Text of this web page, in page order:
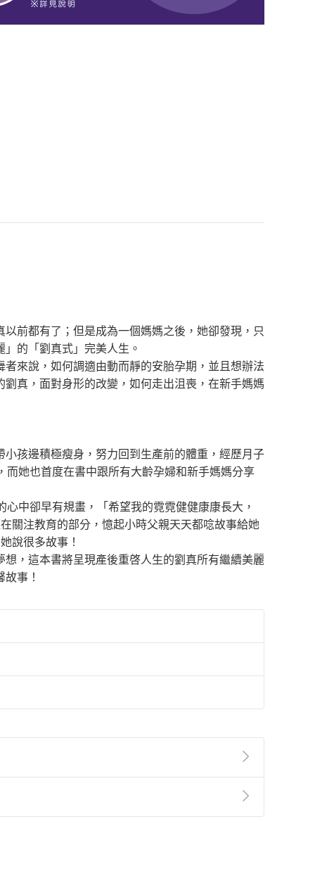
前都有了；但是成為一個媽媽之後，她卻發現，只
的「劉真式」完美人生。
來說，如何調適由動而靜的安胎孕期，並且想辦法
真，面對身形的改變，如何走出沮喪，在新手媽媽
孩邊積極瘦身，努力回到生產前的體重，經歷月子
她也首度在書中跟所有大齡孕婦和新手媽媽分享
中卻早有規畫，「希望我的霓霓健健康康長大，
關注教育的部分，憶起小時父親天天都唸故事給她
說很多故事！
，這本書將呈現產後重啓人生的劉真所有繼續美麗
事！
第2條第5款之規定，「非以有形媒介提供之數位